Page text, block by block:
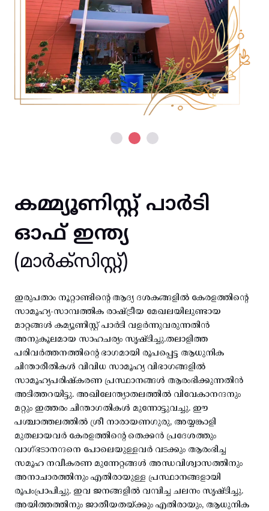
കമ്മ്യൂണിസ്റ്റ് പാർടി
ഓഫ് ഇന്ത്യ
(മാർക്സിസ്റ്റ്)
ഇരുപതാം നൂറ്റാണ്ടിന്റെ ആദ്യ ദശകങ്ങളിൽ കേരളത്തിന്റെ
സാമൂഹ്യ-സാമ്പത്തിക രാഷ്ട്രീയ മേഖലയിലുണ്ടായ
മാറ്റങ്ങൾ കമ്യൂണിസ്റ്റ് പാർടി വളർന്നുവരുന്നതിൻ
അനുകൂലമായ സാഹചര്യം സൃഷ്ടിച്ചു.തലാളിത്ത
പരിവർത്തനത്തിന്റെ ഭാഗമായി രൂപപ്പെട്ട ആധുനിക
ചിന്താരീതികൾ വിവിധ സാമൂഹ്യ വിഭാഗങ്ങളിൽ
സാമൂഹ്യപരിഷ്കരണ പ്രസ്ഥാനങ്ങൾ ആരംഭിക്കുന്നതിൻ
അടിത്തറയിട്ടു. അഖിലേന്ത്യാതലത്തിൽ വിവേകാനന്ദനും
മറ്റും ഇത്തരം ചിന്താഗതികൾ മുന്നോട്ടുവച്ചു. ഈ
പശ്ചാത്തലത്തിൽ ശ്രീ നാരായണഗുരു, അയ്യങ്കാളി
മുതലായവർ കേരളത്തിന്റെ തെക്കൻ പ്രദേശത്തും
വാഗ്ഭടാനന്ദനെ പോലെയുള്ളവർ വടക്കും ആരംഭിച്ച
സമൂഹ നവീകരണ മുന്നേറ്റങ്ങൾ അന്ധവിശ്വാസത്തിനും
അനാചാരത്തിനും എതിരായുള്ള പ്രസ്ഥാനങ്ങളായി
രൂപംപ്രാപിച്ചു. ഇവ ജനങ്ങളിൽ വമ്പിച്ച ചലനം സൃഷ്ടിച്ചു.
അയിത്തത്തിനും ജാതീയതയ്ക്കും എതിരായും, ആധുനിക